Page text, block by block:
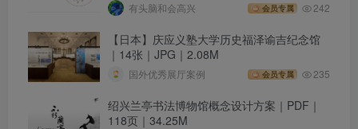
有头脑和会高兴 会员专属 242
【日本】庆应义塾大学历史福泽谕吉纪念馆
｜14张｜JPG｜2.08M
国外优秀展厅案例 会员专属 235
绍兴兰亭书法博物馆概念设计方案｜PDF｜
118页｜34.25M